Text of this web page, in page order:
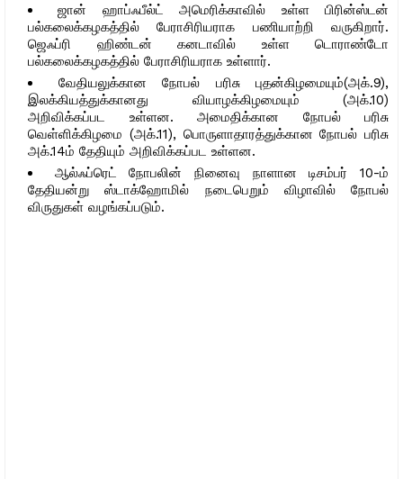
ஜான் ஹாப்ஃபீல்ட் அமெரிக்காவில் உள்ள பிரின்ஸ்டன்
பல்கலைக்கழகத்தில் பேராசிரியராக பணியாற்றி வருகிறார்.
ஜெஃப்ரி ஹிண்டன் கனடாவில் உள்ள டொராண்டோ
பல்கலைக்கழகத்தில் பேராசிரியராக உள்ளார்.
வேதியலுக்கான நோபல் பரிசு புதன்கிழமையும்(அக்.9),
இலக்கியத்துக்கானது வியாழக்கிழமையும் (அக்.10)
அறிவிக்கப்பட உள்ளன. அமைதிக்கான நோபல் பரிசு
வெள்ளிக்கிழமை (அக்.11), பொருளாதாரத்துக்கான நோபல் பரிசு
அக்.14ம் தேதியும் அறிவிக்கப்பட உள்ளன.
ஆல்ஃப்ரெட் நோபலின் நினைவு நாளான டிசம்பர் 10-ம்
தேதியன்று ஸ்டாக்ஹோமில் நடைபெறும் விழாவில் நோபல்
விருதுகள் வழங்கப்படும்.